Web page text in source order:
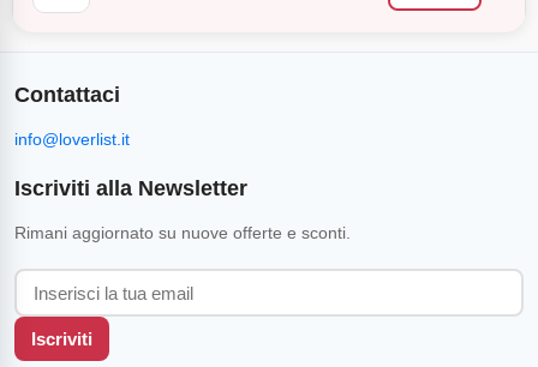
Contattaci
info@loverlist.it
Iscriviti alla Newsletter
Rimani aggiornato su nuove offerte e sconti.
Iscriviti